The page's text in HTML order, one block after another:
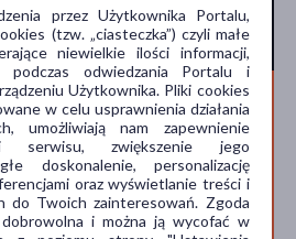
AURO/PH/TADAC/25/08/25
się z dołączoną Ankietą dla
przeczytaj ulotkę.
uczulenie na którykolwiek składnik
naczynia krwionośne
z sercem.
jeśli: masz problemy z sercem,
przez Użytkownika Portalu,
(tzw. „ciasteczka”) czyli małe
niewielkie ilości informacji,
odwiedzania Portalu i
Użytkownika. Pliki cookies
w celu usprawnienia działania
umożliwiają nam zapewnienie
serwisu, zwiększenie jego
doskonalenie, personalizację
oraz wyświetlanie treści i
do Twoich zainteresowań. Zgoda
i można ją wycofać w